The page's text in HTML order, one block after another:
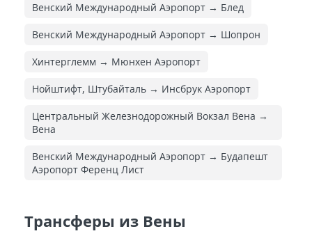
Венский Международный Аэропорт → Блед
Венский Международный Аэропорт → Шопрон
Хинтерглемм → Мюнхен Аэропорт
Нойштифт, Штубайталь → Инсбрук Аэропорт
Центральный Железнодорожный Вокзал Вена →
Вена
Венский Международный Аэропорт → Будапешт
Аэропорт Ференц Лист
Трансферы из Вены